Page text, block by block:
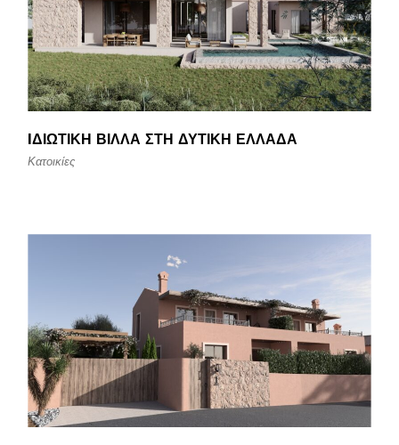
IΔΙΩΤΙΚΉ ΒΊΛΛΑ ΣΤΗ ΔΥΤΙΚΉ ΕΛΛΆΔΑ
Κατοικίες